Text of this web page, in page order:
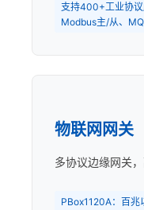
支持400+工业协议
Modbus主/从、
物联网网关
多协议边缘网关
PBox1120A：百兆